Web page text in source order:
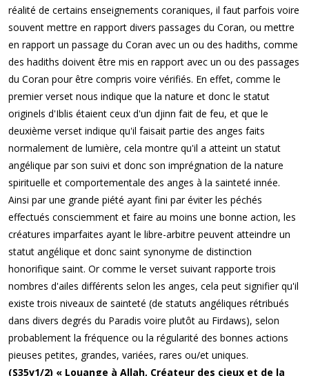
réalité de certains enseignements coraniques, il faut parfois voire
souvent mettre en rapport divers passages du Coran, ou mettre
en rapport un passage du Coran avec un ou des hadiths, comme
des hadiths doivent être mis en rapport avec un ou des passages
du Coran pour être compris voire vérifiés. En effet, comme le
premier verset nous indique que la nature et donc le statut
originels d'Iblis étaient ceux d'un djinn fait de feu, et que le
deuxième verset indique qu'il faisait partie des anges faits
normalement de lumière, cela montre qu'il a atteint un statut
angélique par son suivi et donc son imprégnation de la nature
spirituelle et comportementale des anges à la sainteté innée.
Ainsi par une grande piété ayant fini par éviter les péchés
effectués consciemment et faire au moins une bonne action, les
créatures imparfaites ayant le libre-arbitre peuvent atteindre un
statut angélique et donc saint synonyme de distinction
honorifique saint. Or comme le verset suivant rapporte trois
nombres d'ailes différents selon les anges, cela peut signifier qu'il
existe trois niveaux de sainteté (de statuts angéliques rétribués
dans divers degrés du Paradis voire plutôt au Firdaws), selon
probablement la fréquence ou la régularité des bonnes actions
pieuses petites, grandes, variées, rares ou/et uniques.
(S35v1/2) « Louange à Allah, Créateur des cieux et de la